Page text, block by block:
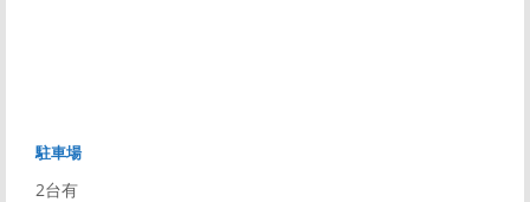
駐車場
2台有